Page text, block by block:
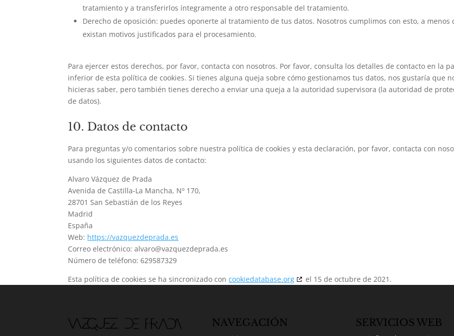
tratamiento y a transferirlos íntegramente a otro responsable del tratamiento.
Derecho de oposición: puedes oponerte al tratamiento de tus datos. Nosotros cumplimos con esto, a menos
existan motivos justificados para el procesamiento.
Para ejercer estos derechos, por favor, contacta con nosotros. Por favor, consulta los detalles de contacto en la
inferior de esta política de cookies. Si tienes alguna queja sobre cómo gestionamos tus datos, nos gustaría que
hicieras saber, pero también tienes derecho a enviar una queja a la autoridad supervisora (la autoridad de
de datos).
10. Datos de contacto
Para preguntas y/o comentarios sobre nuestra política de cookies y esta declaración, por favor, contacta con
usando los siguientes datos de contacto:
Alvaro Vázquez de Prada
Avenida de Castilla-La Mancha, Nº 170,
28701 San Sebastián de los Reyes
Madrid
España
Web: https://vazquezdeprada.es
Correo electrónico:alvaro@vazquezdeprada.es
Número de teléfono: 629587329
Esta política de cookies se ha sincronizado concookiedatabase.org el 15 de octubre de 2021.
NAVEGACIÓN SERVICIOS WEB